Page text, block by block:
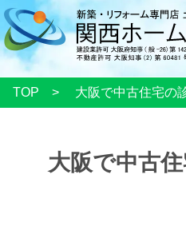
TOP 大阪で中古住宅の
大阪で中古